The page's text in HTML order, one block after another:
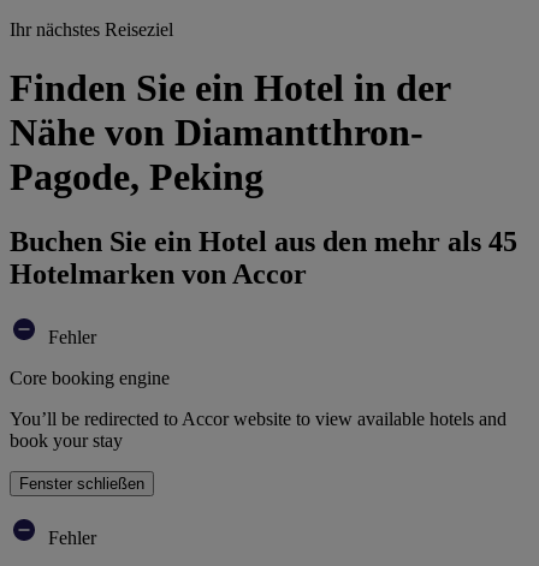
Ihr nächstes Reiseziel
Finden Sie ein Hotel in der
Nähe von Diamantthron-
Pagode, Peking
Buchen Sie ein Hotel aus den mehr als 45
Hotelmarken von Accor
Fehler
Core booking engine
You’ll be redirected to Accor website to view available hotels and
book your stay
Fenster schließen
Fehler